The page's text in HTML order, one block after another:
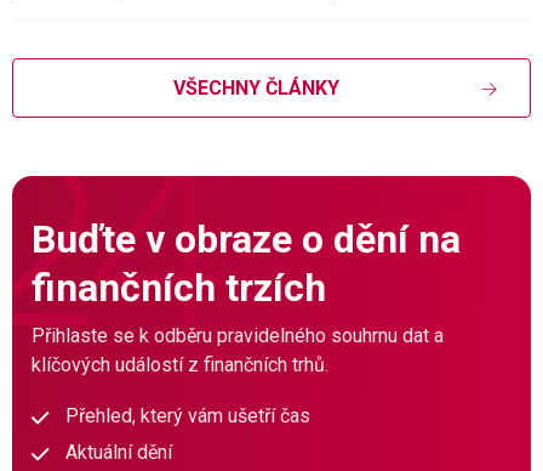
VŠECHNY ČLÁNKY
Buďte v obraze o dění na
finančních trzích
Přihlaste se k odběru pravidelného souhrnu dat a
klíčových událostí z finančních trhů.
Přehled, který vám ušetří čas
Aktuální dění